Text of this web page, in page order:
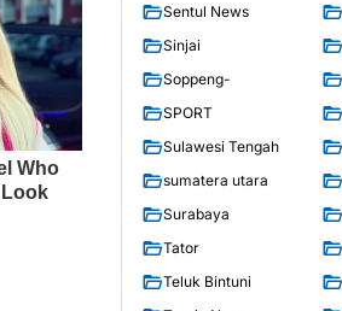
Sentul News
Sinjai
Soppeng-
SPORT
Sulawesi Tengah
sumatera utara
Surabaya
Tator
Teluk Bintuni